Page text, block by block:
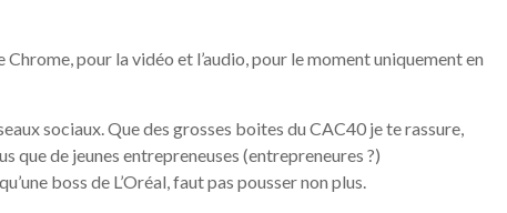
pour la vidéo et l’audio, pour le moment uniquement en
sociaux. Que des grosses boites du CAC40 je te rassure,
que de jeunes entrepreneuses (entrepreneures ?)
boss de L’Oréal, faut pas pousser non plus.